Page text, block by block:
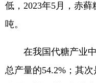
低，2023年5月，赤
吨。
在我国代糖产业中
总产量的54.2%；其